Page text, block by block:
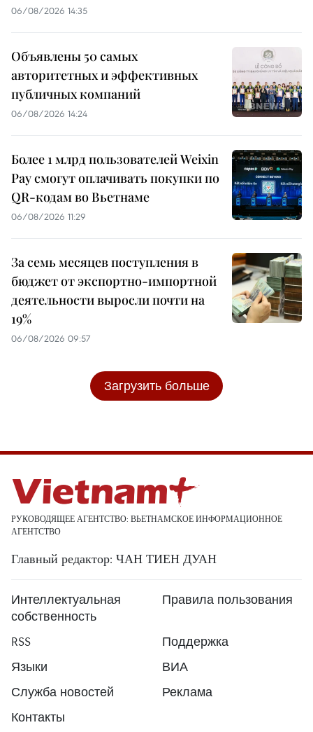
06/08/2026 14:35
Объявлены 50 самых
авторитетных и эффективных
публичных компаний
06/08/2026 14:24
Более 1 млрд пользователей Weixin
Pay смогут оплачивать покупки по
QR-кодам во Вьетнаме
06/08/2026 11:29
За семь месяцев поступления в
бюджет от экспортно-импортной
деятельности выросли почти на
19%
06/08/2026 09:57
Загрузить больше
РУКОВОДЯЩЕЕ АГЕНТСТВО: ВЬЕТНАМСКОЕ ИНФОРМАЦИОННОЕ
АГЕНТСТВО
Главный редактор: ЧАН ТИЕН ДУАН
Интеллектуальная
собственность
Правила пользования
RSS
Поддержка
Языки
ВИА
Служба новостей
Реклама
Контакты